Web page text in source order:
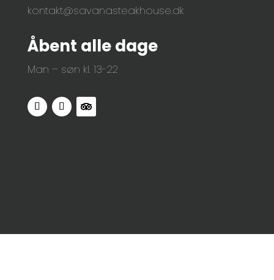
kontakt@savanasteakhouse.dk
Åbent alle dage
Man – søn kl. 13-22